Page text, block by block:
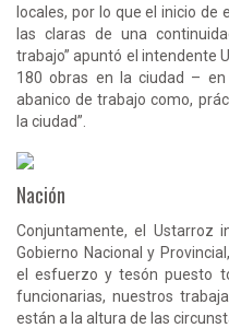
locales, por lo que el inicio
las claras de una
trabajo” apuntó el intendente
180 obras en la ciudad –
abanico de trabajo como,
la ciudad”.
Nación
Conjuntamente, el Ustarroz
Gobierno Nacional y
el esfuerzo y tesón puesto
funcionarias, nuestros
están a la altura de las